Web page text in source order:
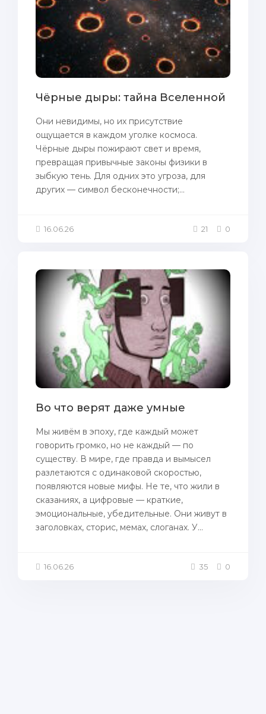
Чёрные дыры: тайна Вселенной
Они невидимы, но их присутствие
ощущается в каждом уголке космоса.
Чёрные дыры пожирают свет и время,
превращая привычные законы физики в
зыбкую тень. Для одних это угроза, для
других — символ бесконечности;...
16.06.26 21 0
Во что верят даже умные
Мы живём в эпоху, где каждый может
говорить громко, но не каждый — по
существу. В мире, где правда и вымысел
разлетаются с одинаковой скоростью,
появляются новые мифы. Не те, что жили в
сказаниях, а цифровые — краткие,
эмоциональные, убедительные. Они живут в
заголовках, сторис, мемах, слоганах. У...
16.06.26 35 0